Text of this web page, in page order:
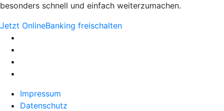
besonders schnell und einfach weiterzumachen.
Jetzt OnlineBanking freischalten
Impressum
Datenschutz